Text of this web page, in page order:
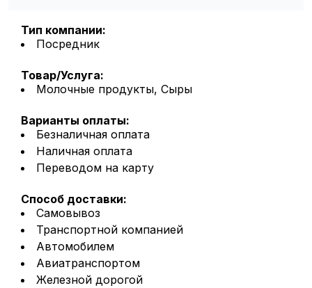
Тип компании:
Посредник
Товар/Услуга:
Молочные продукты, Сыры
Варианты оплаты:
Безналичная оплата
Наличная оплата
Переводом на карту
Способ доставки:
Самовывоз
Транспортной компанией
Автомобилем
Авиатранспортом
Железной дорогой